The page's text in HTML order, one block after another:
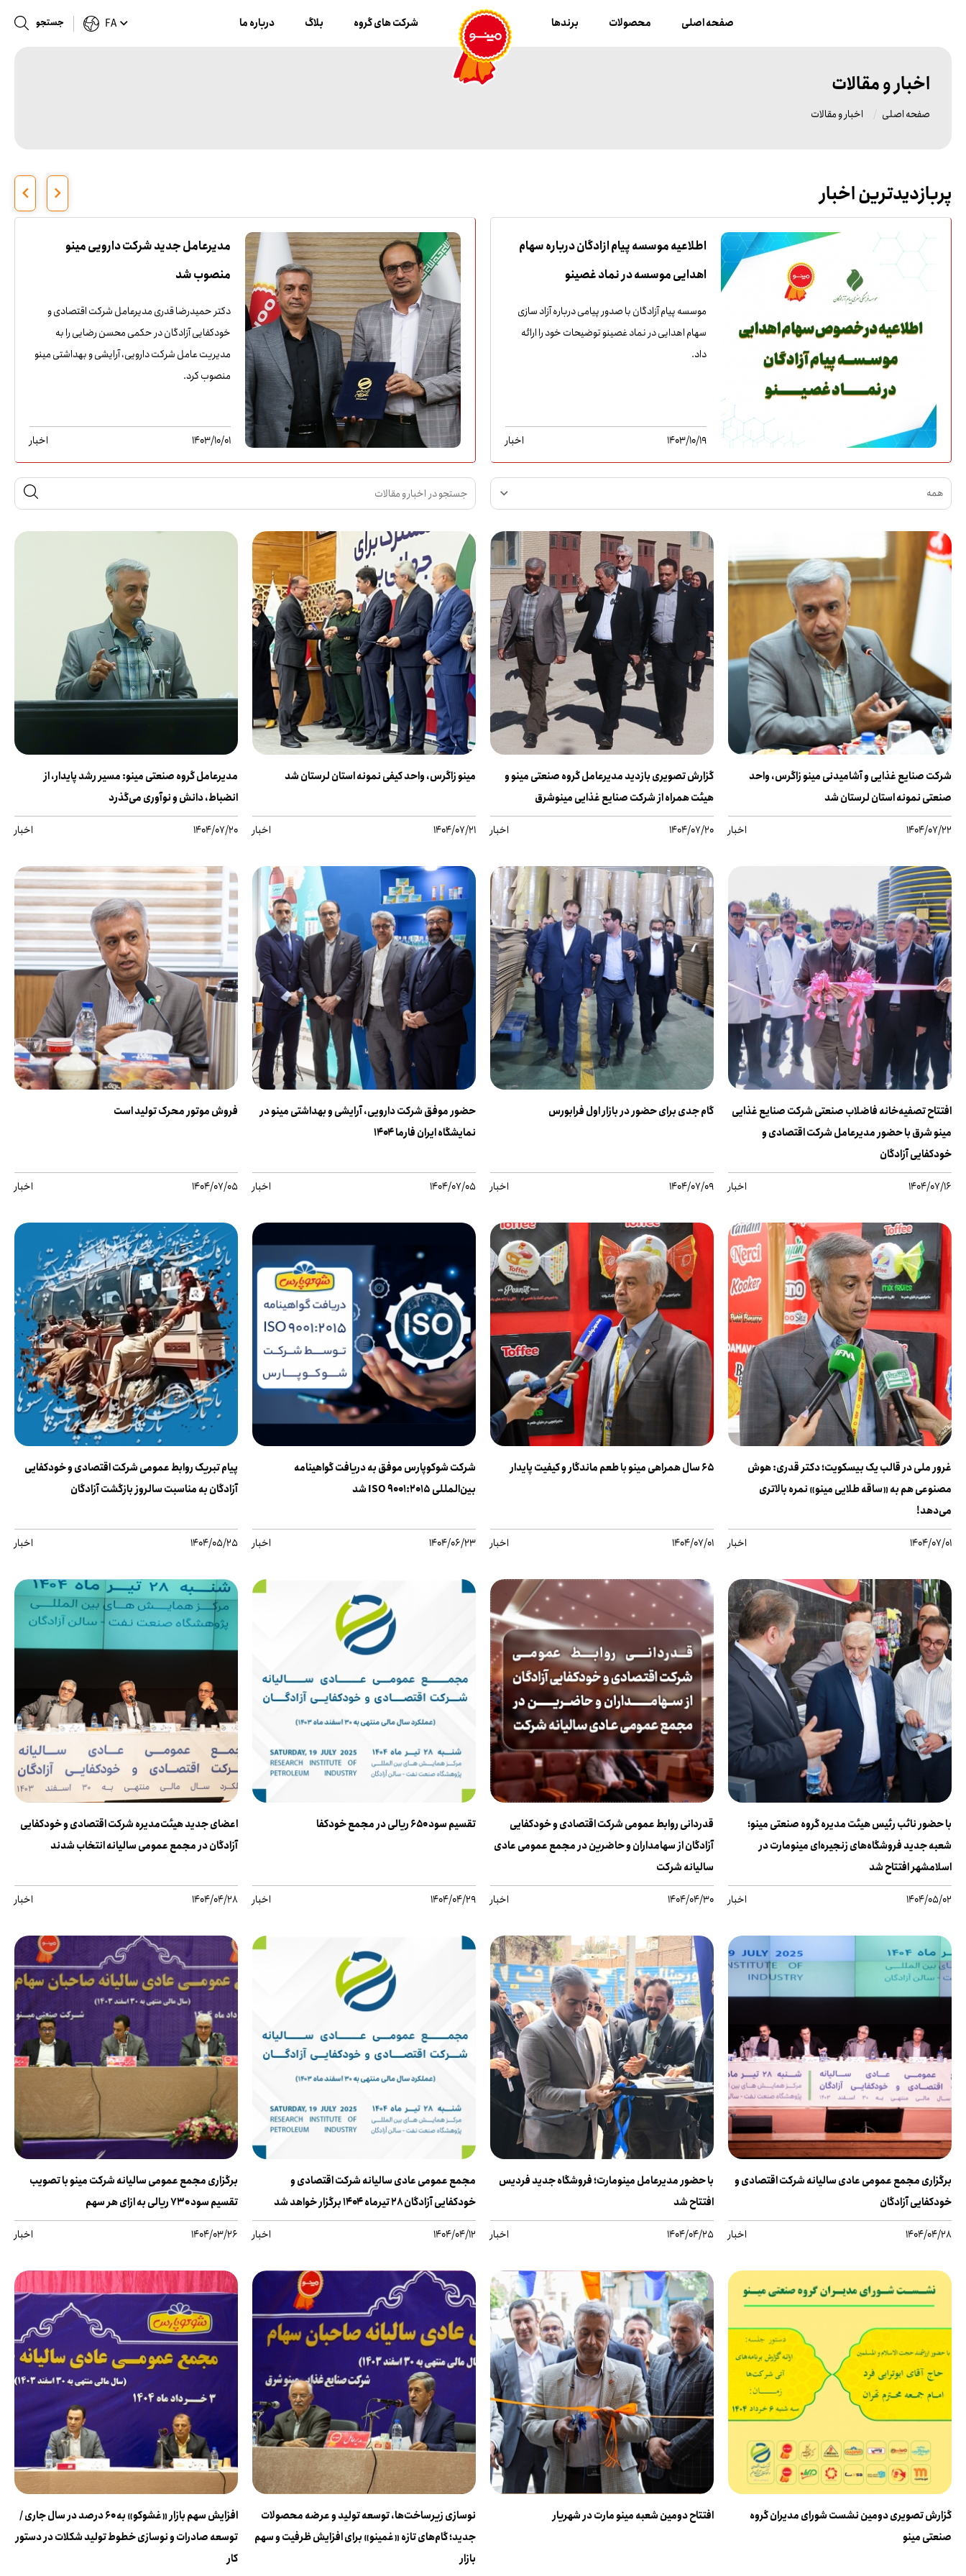
صفحه اصلی محصولات برندها شرکت های گروه بلاگ درباره ما FA جستجو
اخبار و مقالات
صفحه اصلی اخبار و مقالات
پربازدیدترین اخبار
اطلاعیه موسسه پیام ازادگان درباره سهام
اهدایی موسسه در نماد غصینو
موسسه پیام آزادگان با صدور پیامی درباره آزاد سازی
سهام اهدایی در نماد غصینو توضیحات خود را ارائه
داد.
1403/10/19 اخبار
مدیرعامل جدید شرکت دارویی مینو
منصوب شد
دکتر حمیدرضا قدری مدیرعامل شرکت اقتصادی و‌
خودکفایی آزادگان در حکمی محسن رضایی را به
مدیریت عامل شرکت دارویی، آرایشی و بهداشتی مینو
منصوب کرد.
1403/10/01 اخبار
همه
شرکت صنایع غذایی و آشامیدنی مینو زاگرس، واحد
صنعتی نمونه استان لرستان شد
1404/07/22 اخبار
گزارش تصویری بازدید مدیرعامل گروه صنعتی مینو و
هیئت همراه از شرکت صنایع غذایی مینوشرق
1404/07/20 اخبار
مینو زاگرس، واحد کیفی نمونه استان لرستان شد
1404/07/21 اخبار
مدیرعامل گروه صنعتی مینو: مسیر رشد پایدار، از
انضباط، دانش و نوآوری می‌گذرد
1404/07/20 اخبار
افتتاح تصفیه‌خانه فاضلاب صنعتی شرکت صنایع غذایی
مینو شرق با حضور مدیرعامل شرکت اقتصادی و
خودکفایی آزادگان
1404/07/16 اخبار
گام جدی برای حضور در بازار اول فرابورس
1404/07/09 اخبار
حضور موفق شرکت دارویی، آرایشی و بهداشتی مینو در
نمایشگاه ایران فارما ۱۴۰۴
1404/07/05 اخبار
فروش موتور محرک تولید است
1404/07/05 اخبار
غرور ملی در قالب یک بیسکویت؛ دکتر قدری: هوش
مصنوعی هم به «ساقه طلایی مینو» نمره بالاتری
می‌دهد!
1404/07/01 اخبار
۶۵ سال همراهی مینو با طعم ماندگار و کیفیت پایدار
1404/07/01 اخبار
شرکت شوکوپارس موفق به دریافت گواهینامه
بین‌المللی ISO 9001:2015 شد
1404/06/23 اخبار
پیام تبریک روابط عمومی شرکت اقتصادی و خودکفایی
آزادگان به مناسبت سالروز بازگشت آزادگان
1404/05/25 اخبار
با حضور نائب رئیس هیئت مدیره گروه صنعتی مینو؛
شعبه جدید فروشگاه‌های زنجیره‌ای مینومارت در
اسلامشهر افتتاح شد
1404/05/02 اخبار
قدردانی روابط عمومی شرکت اقتصادی و خودکفایی
آزادگان از سهامداران و حاضرین در مجمع عمومی عادی
سالیانه شرکت
1404/04/30 اخبار
تقسیم سود ۶۵۰ ریالی در مجمع خودکفا
1404/04/29 اخبار
اعضای جدید هیئت‌مدیره شرکت اقتصادی و خودکفایی
آزادگان در مجمع عمومی سالیانه انتخاب شدند
1404/04/28 اخبار
برگزاری مجمع عمومی عادی سالیانه شرکت اقتصادی و
خودکفایی آزادگان
1404/04/28 اخبار
با حضور مدیرعامل مینومارت؛ فروشگاه جدید فردیس
افتتاح شد
1404/04/25 اخبار
مجمع عمومی عادی سالیانه شرکت اقتصادی و
خودکفایی آزادگان ۲۸ تیرماه ۱۴۰۴ برگزار خواهد شد
1404/04/12 اخبار
برگزاری مجمع عمومی سالیانه شرکت مینو با تصویب
تقسیم سود ۷۳۰ ریالی به ازای هر سهم
1404/03/26 اخبار
گزارش تصویری دومین نشست شورای مدیران گروه
صنعتی مینو
افتتاح دومین شعبه مینو مارت در شهریار
نوسازی زیرساخت‌ها، توسعه تولید و عرضه محصولات
جدید؛ گام‌های تازه «غمینو» برای افزایش ظرفیت و سهم
بازار
افزایش سهم بازار «غشوکو» به ۶۰ درصد در سال جاری /
توسعه صادرات و نوسازی خطوط تولید شکلات در دستور
کار